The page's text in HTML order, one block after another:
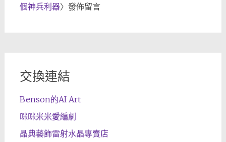
個神兵利器〉發佈留言
交換連結
Benson的AI Art
咪咪米米愛編劇
晶典藝飾雷射水晶專賣店